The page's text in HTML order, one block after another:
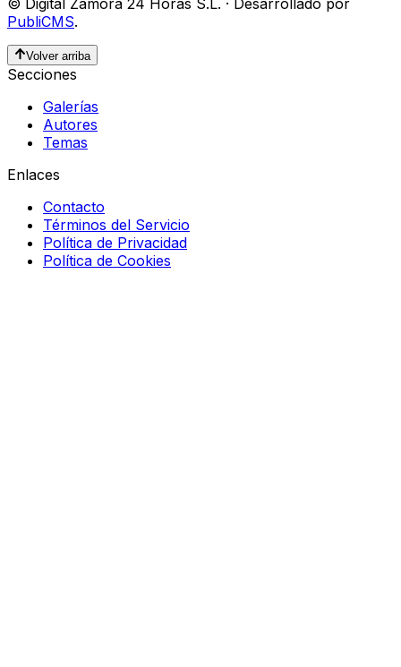
© Digital Zamora 24 Horas S.L. · Desarrollado por
PubliCMS.
Volver arriba
Secciones
Galerías
Autores
Temas
Enlaces
Contacto
Términos del Servicio
Política de Privacidad
Política de Cookies